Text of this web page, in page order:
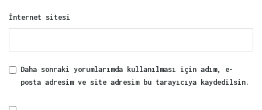
İnternet sitesi
Daha sonraki yorumlarımda kullanılması için adım, e-
posta adresim ve site adresim bu tarayıcıya kaydedilsin.